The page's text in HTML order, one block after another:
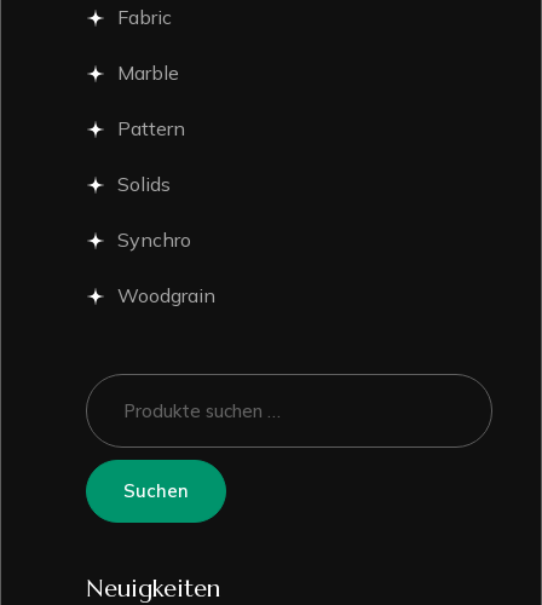
Fabric
Marble
Pattern
Solids
Synchro
Woodgrain
Suchen
Neuigkeiten